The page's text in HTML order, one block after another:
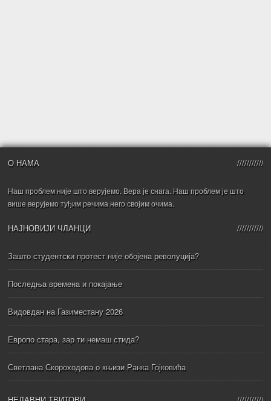
О НАМА
Наш проблем није што верујемо. Вера је снага. Наш проблем је што
више верујемо туђим речима него својим очима.
НАЈНОВИЈИ ЧЛАНЦИ
Зашто студентски протест није обојена револуција?
Последња времена и покајање
Видовдан на Газиместану 2026
Европо стара, зар ти немаш стида?
Светлана Скороходова о књизи Ранка Гојковића